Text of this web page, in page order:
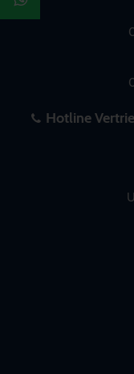
Hotline